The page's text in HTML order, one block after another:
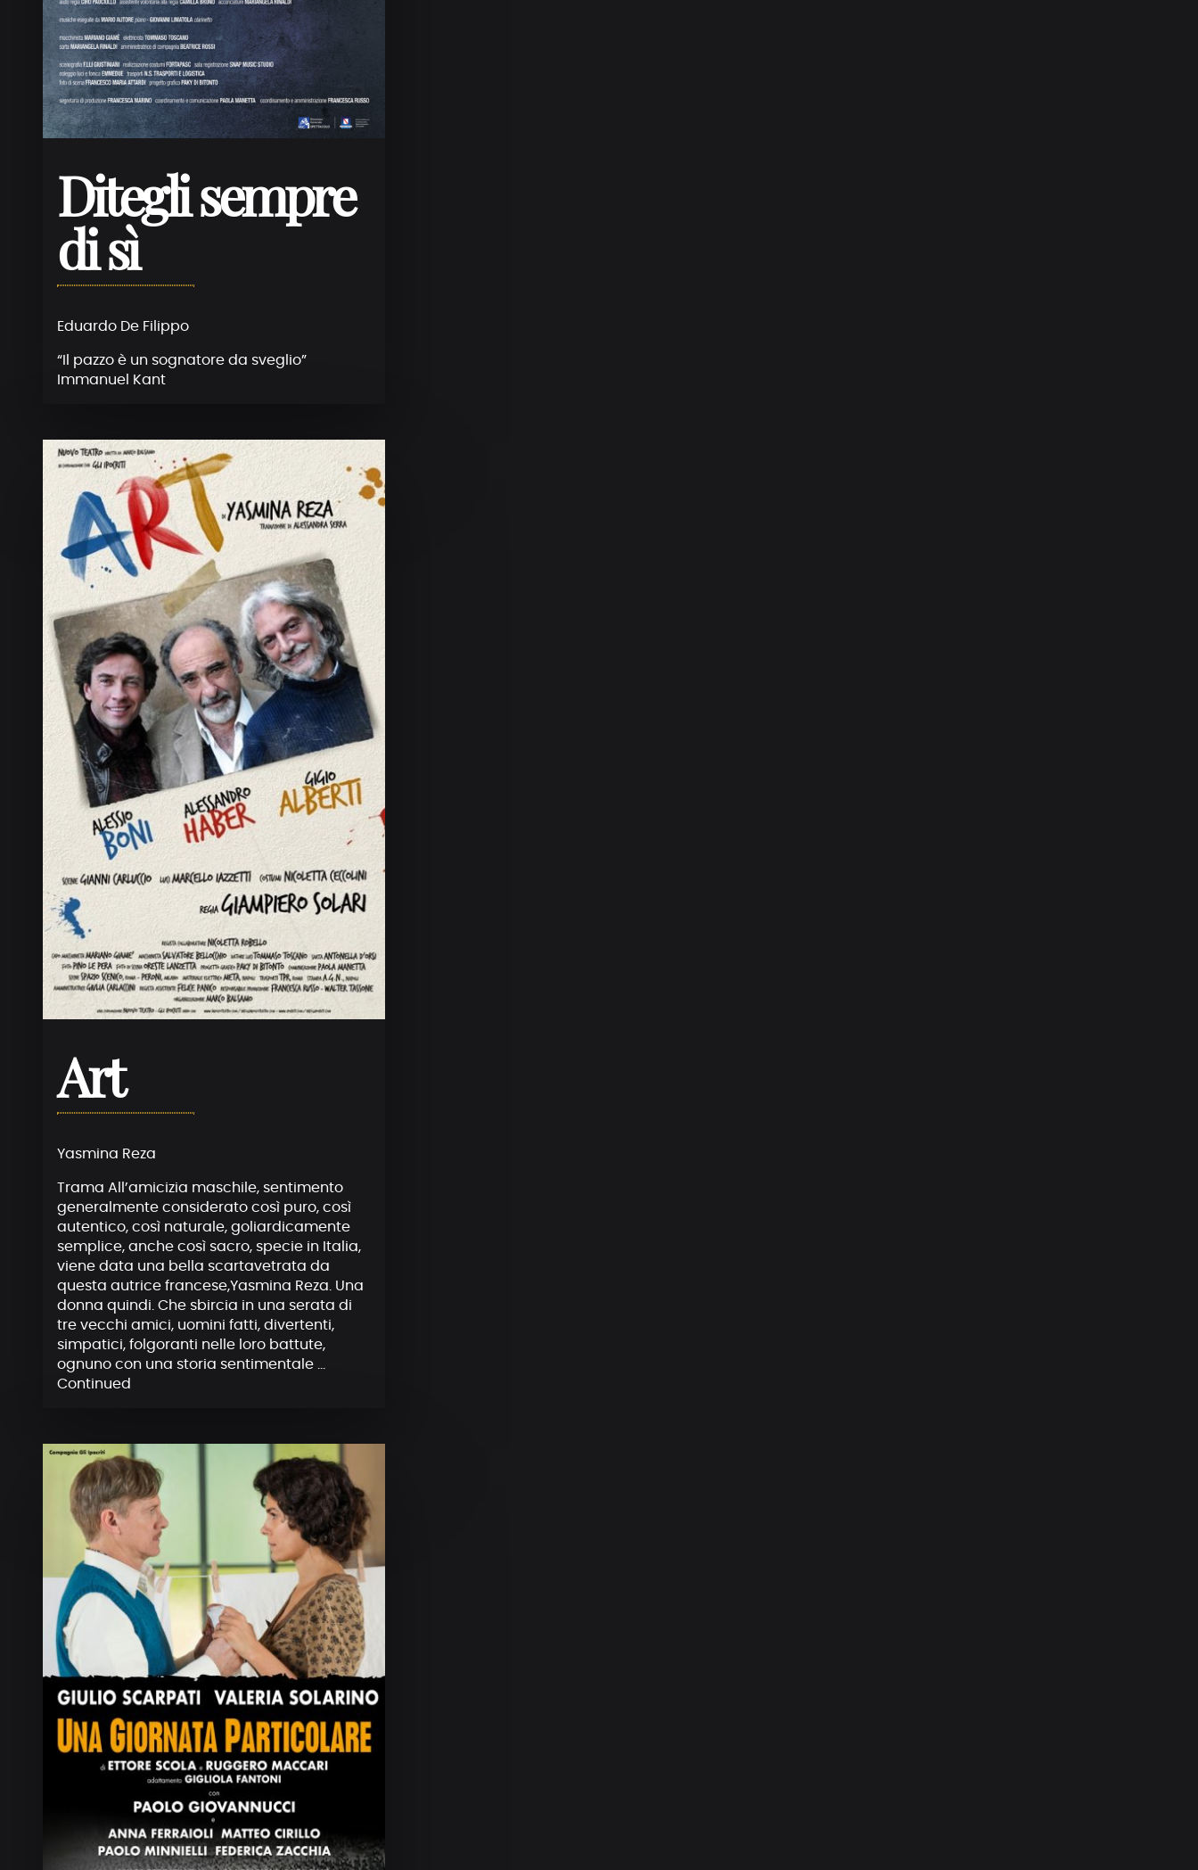
Ditegli sempre
di sì
Eduardo De Filippo
“Il pazzo è un sognatore da sveglio”
Immanuel Kant
Art
Yasmina Reza
Trama All’amicizia maschile, sentimento
generalmente considerato così puro, così
autentico, così naturale, goliardicamente
semplice, anche così sacro, specie in Italia,
viene data una bella scartavetrata da
questa autrice francese,Yasmina Reza. Una
donna quindi. Che sbircia in una serata di
tre vecchi amici, uomini fatti, divertenti,
simpatici, folgoranti nelle loro battute,
ognuno con una storia sentimentale …
Continued